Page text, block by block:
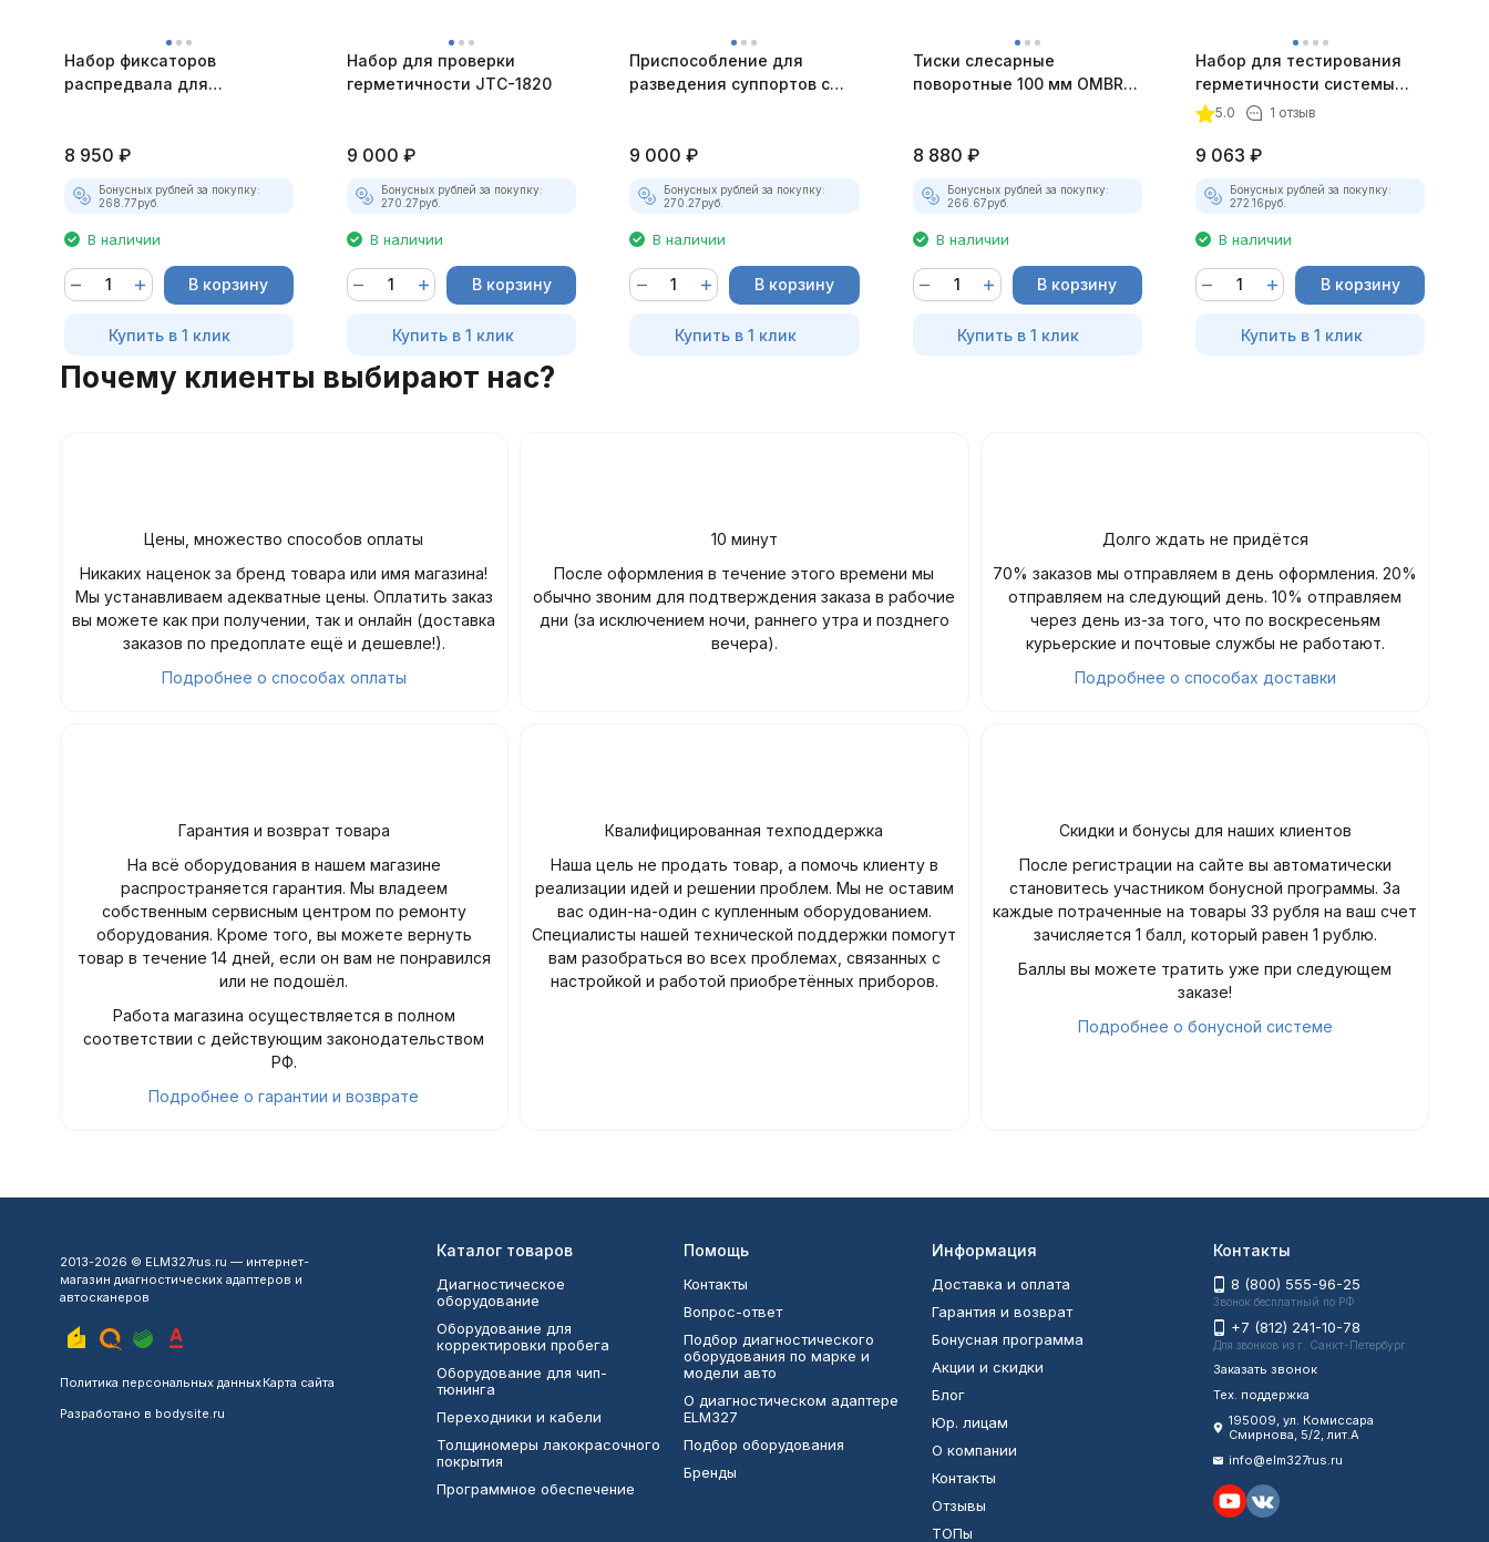
Набор фиксаторов
распредвала для
8 950 ₽
Бонусных рублей за покупку:
268.77руб.
В наличии
В корзину
Купить в 1 клик
Набор для проверки
герметичности JTC-1820
9 000 ₽
Бонусных рублей за покупку:
270.27руб.
В наличии
В корзину
Купить в 1 клик
Приспособление для
разведения суппортов с
9 000 ₽
Бонусных рублей за покупку:
270.27руб.
В наличии
В корзину
Купить в 1 клик
Тиски слесарные
поворотные 100 мм OMBRA
8 880 ₽
Бонусных рублей за покупку:
266.67руб.
В наличии
В корзину
Купить в 1 клик
Набор для тестирования
герметичности системы
охлаждения JTC-1414
5.0 1 отзыв
9 063 ₽
Бонусных рублей за покупку:
272.16руб.
В наличии
В корзину
Купить в 1 клик
Почему клиенты выбирают нас?
Цены, множество способов оплаты
Никаких наценок за бренд товара или имя магазина!
Мы устанавливаем адекватные цены. Оплатить заказ
вы можете как при получении, так и онлайн (доставка
заказов по предоплате ещё и дешевле!).
Подробнее о способах оплаты
10 минут
После оформления в течение этого времени мы
обычно звоним для подтверждения заказа в рабочие
дни (за исключением ночи, раннего утра и позднего
вечера).
Долго ждать не придётся
70% заказов мы отправляем в день оформления. 20%
отправляем на следующий день. 10% отправляем
через день из-за того, что по воскресеньям
курьерские и почтовые службы не работают.
Подробнее о способах доставки
Гарантия и возврат товара
На всё оборудования в нашем магазине
распространяется гарантия. Мы владеем
собственным сервисным центром по ремонту
оборудования. Кроме того, вы можете вернуть
товар в течение 14 дней, если он вам не понравился
или не подошёл.
Работа магазина осуществляется в полном
соответствии с действующим законодательством
РФ.
Подробнее о гарантии и возврате
Квалифицированная техподдержка
Наша цель не продать товар, а помочь клиенту в
реализации идей и решении проблем. Мы не оставим
вас один-на-один с купленным оборудованием.
Специалисты нашей технической поддержки помогут
вам разобраться во всех проблемах, связанных с
настройкой и работой приобретённых приборов.
Скидки и бонусы для наших клиентов
После регистрации на сайте вы автоматически
становитесь участником бонусной программы. За
каждые потраченные на товары 33 рубля на ваш счет
зачисляется 1 балл, который равен 1 рублю.
Баллы вы можете тратить уже при следующем
заказе!
Подробнее о бонусной системе
2013-2026 © ELM327rus.ru — интернет-
магазин диагностических адаптеров и
автосканеров
Политика персональных данныхКарта сайта
Разработано в bodysite.ru
Каталог товаров
Диагностическое
оборудование
Оборудование для
корректировки пробега
Оборудование для чип-
тюнинга
Переходники и кабели
Толщиномеры лакокрасочного
покрытия
Программное обеспечение
Помощь
Контакты
Вопрос-ответ
Подбор диагностического
оборудования по марке и
модели авто
О диагностическом адаптере
ELM327
Подбор оборудования
Бренды
Информация
Доставка и оплата
Гарантия и возврат
Бонусная программа
Акции и скидки
Блог
Юр. лицам
О компании
Контакты
Отзывы
ТОПы
Контакты
8 (800) 555-96-25
Звонок бесплатный по РФ
+7 (812) 241-10-78
Для звонков из г. Санкт-Петербург
Заказать звонок
Тех. поддержка
195009, ул. Комиссара
Смирнова, 5/2, лит.А
info@elm327rus.ru